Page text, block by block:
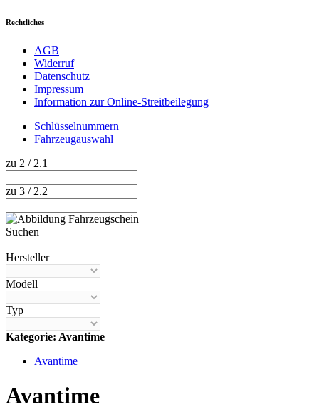
Rechtliches
AGB
Widerruf
Datenschutz
Impressum
Information zur Online-Streitbeilegung
Schlüsselnummern
Fahrzeugauswahl
zu 2 / 2.1
zu 3 / 2.2
Suchen
Hersteller
Modell
Typ
Kategorie: Avantime
Avantime
Avantime